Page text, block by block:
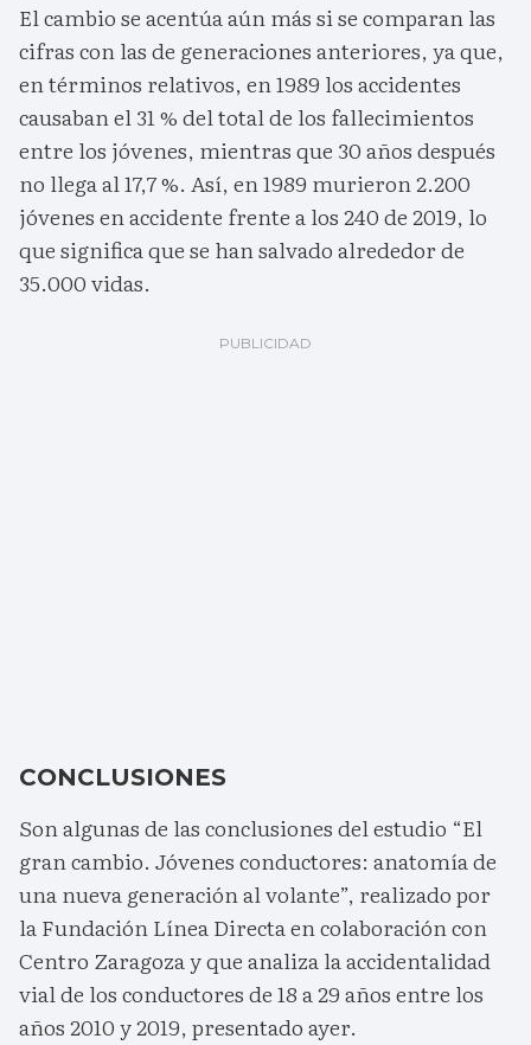
El cambio se acentúa aún más si se comparan las
cifras con las de generaciones anteriores, ya que,
en términos relativos, en 1989 los accidentes
causaban el 31 % del total de los fallecimientos
entre los jóvenes, mientras que 30 años después
no llega al 17,7 %. Así, en 1989 murieron 2.200
jóvenes en accidente frente a los 240 de 2019, lo
que significa que se han salvado alrededor de
35.000 vidas.
CONCLUSIONES
Son algunas de las conclusiones del estudio “El
gran cambio. Jóvenes conductores: anatomía de
una nueva generación al volante”, realizado por
la Fundación Línea Directa en colaboración con
Centro Zaragoza y que analiza la accidentalidad
vial de los conductores de 18 a 29 años entre los
años 2010 y 2019, presentado ayer.